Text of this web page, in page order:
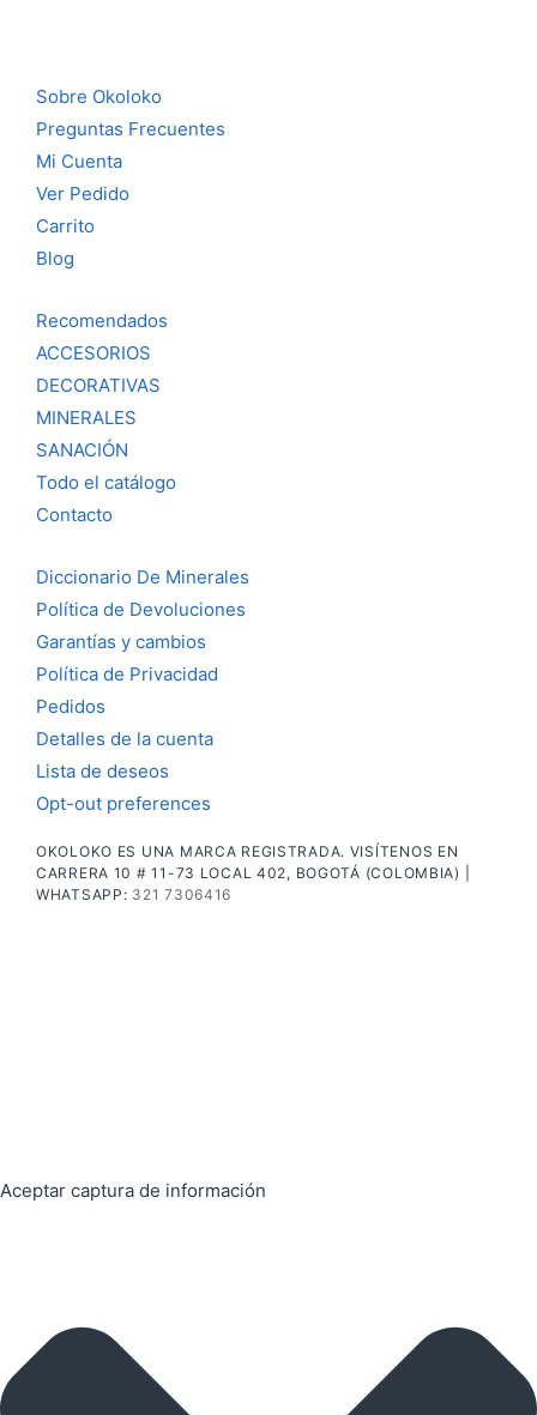
Sobre Okoloko
Preguntas Frecuentes
Mi Cuenta
Ver Pedido
Carrito
Blog
Recomendados
ACCESORIOS
DECORATIVAS
MINERALES
SANACIÓN
Todo el catálogo
Contacto
Diccionario De Minerales
Política de Devoluciones
Garantías y cambios
Política de Privacidad
Pedidos
Detalles de la cuenta
Lista de deseos
Opt-out preferences
OKOLOKO ES UNA MARCA REGISTRADA. VISÍTENOS EN
CARRERA 10 # 11-73 LOCAL 402, BOGOTÁ (COLOMBIA) |
WHATSAPP: 321 7306416
Aceptar captura de información